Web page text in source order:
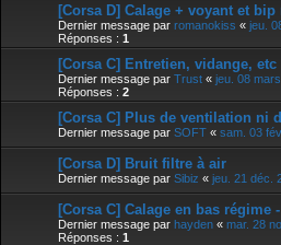
[Corsa D] Calage + voyant et
Dernier message par romanokiss « jeu.
Réponses : 1
[Corsa C] Entretien, vidange, etc
Dernier message par Trust « jeu. 08
Réponses : 2
[Corsa C] Plus de ventilation ni
Dernier message par SOFT « sam. 03
[Corsa D] Bruit filtre à air
Dernier message par Sibiz « jeu. 21 déc.
[Corsa C] Calage en bas régime
Dernier message par hayden « mar. 28
Réponses : 1